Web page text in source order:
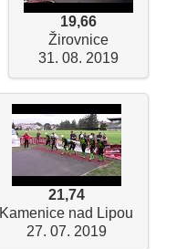
19,66
Žirovnice
31. 08. 2019
21,74
Kamenice nad Lipou
27. 07. 2019